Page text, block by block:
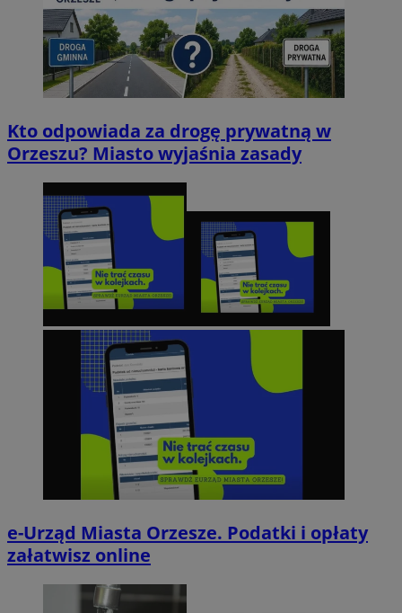
Kto odpowiada za drogę prywatną w
Orzeszu? Miasto wyjaśnia zasady
e-Urząd Miasta Orzesze. Podatki i opłaty
załatwisz online